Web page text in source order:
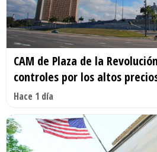
CAM de Plaza de la
controles por los altos
Hace 1 día